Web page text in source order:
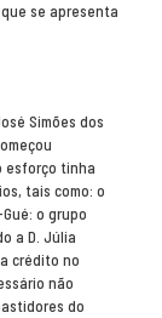
se apresenta
Simões dos
esforço tinha
tais como: o
o grupo
a D. Júlia
crédito no
não
do